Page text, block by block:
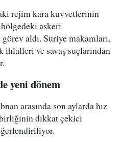
rejim kara kuvvetlerinin
askeri
aldı. Suriye makamları,
ihlalleri ve savaş suçlarından
yeni dönem
arasında son aylarda hız
dikkat çekici